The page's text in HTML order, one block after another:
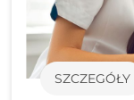
SZCZEGÓŁY